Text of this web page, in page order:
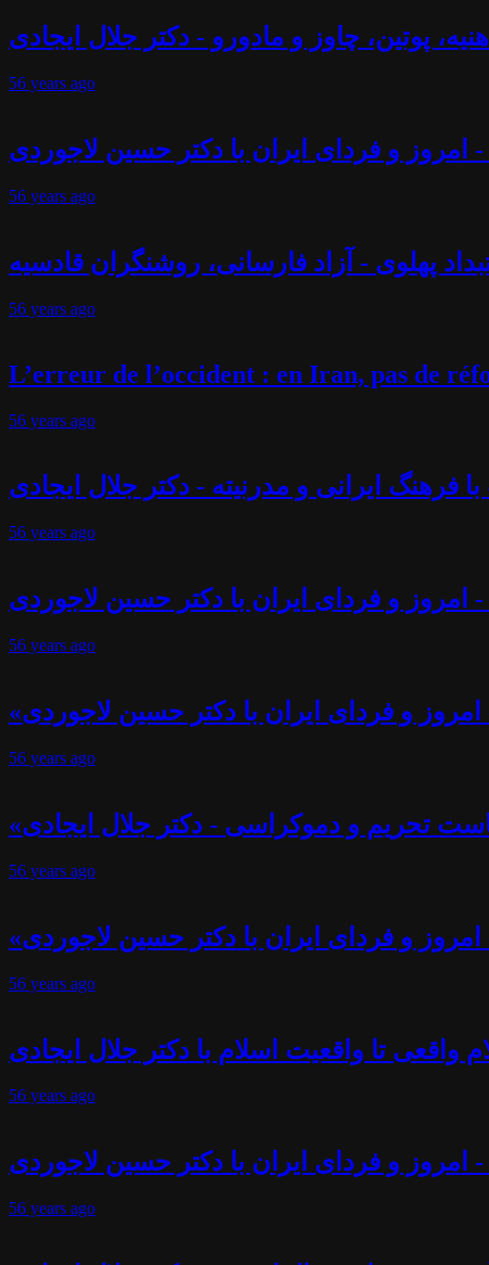
56 years ago
امروز و فردای ایران با دکتر حسین لاجوردی
56 years ago
56 years ago
L’erreur de l’occident : en Iran, pas de
56 years ago
ایرانی و مدرنیته - دکتر جلال ایجادی
56 years ago
امروز و فردای ایران با دکتر حسین لاجوردی
56 years ago
و فردای ایران با دکتر حسین لاجوردی
56 years ago
تحریم و دموکراسی - دکتر جلال ایجادی
56 years ago
- امروز و فردای ایران با دکتر حسین لاجوردی
56 years ago
تا واقعیت اسلام با دکتر جلال ایجادی
56 years ago
امروز و فردای ایران با دکتر حسین لاجوردی
56 years ago